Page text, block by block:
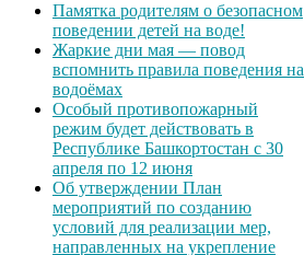
Памятка родителям о безопасном
поведении детей на воде!
Жаркие дни мая — повод
вспомнить правила поведения на
водоёмах
Особый противопожарный
режим будет действовать в
Республике Башкортостан с 30
апреля по 12 июня
Об утверждении План
мероприятий по созданию
условий для реализации мер,
направленных на укрепление